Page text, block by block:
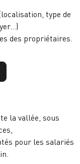
type de
des propriétaires.
la vallée, sous
pour les salariés